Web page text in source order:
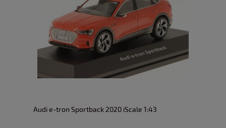
Audi e-tron Sportback 2020 iScale 1:43